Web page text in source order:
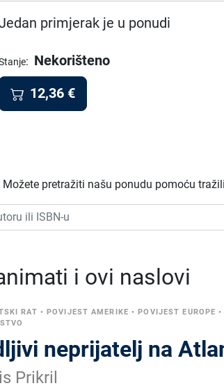
primjerak je u ponudi
: Nekorišteno
12,36 €
pretražiti našu ponudu pomoću
i ovi naslovi
RAT •POVIJEST AMERIKE •POVIJEST EUROPE •
neprijatelj na
Prikril